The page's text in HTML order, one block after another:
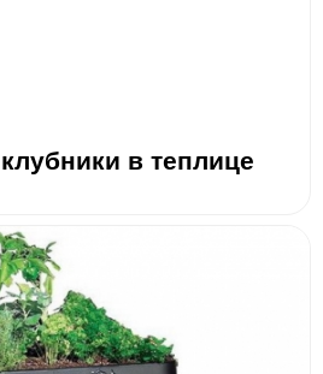
в теплице